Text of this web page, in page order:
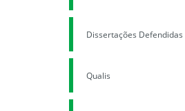
Dissertações Defendidas
Qualis